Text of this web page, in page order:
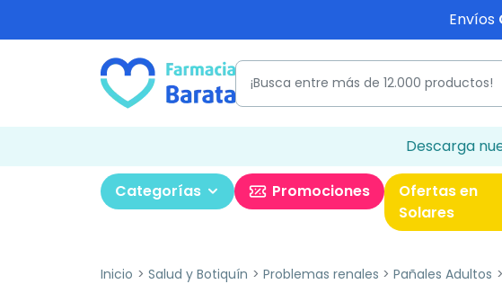
Envíos
Descarga
Categorías Promociones
Ofertas en
Solares
Inicio Salud y Botiquín Problemas renales Pañales Adultos